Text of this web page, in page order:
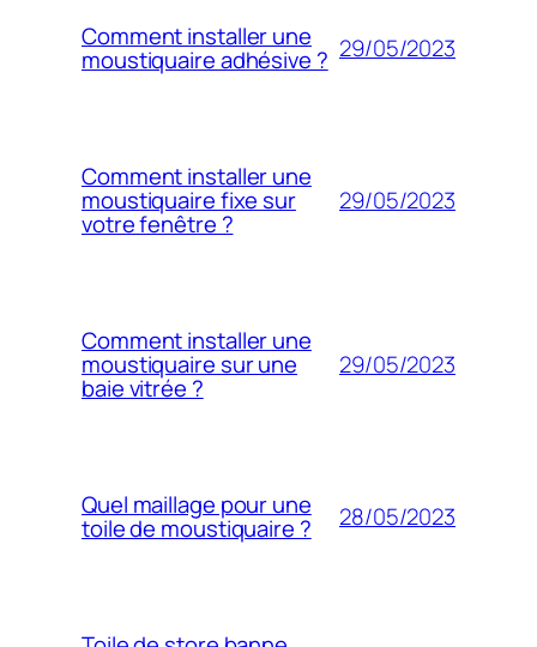
Comment installer une
moustiquaire adhésive ? 29/05/2023
Comment installer une
moustiquaire fixe sur
votre fenêtre ?
29/05/2023
Comment installer une
moustiquaire sur une
baie vitrée ?
29/05/2023
Quel maillage pour une
toile de moustiquaire ? 28/05/2023